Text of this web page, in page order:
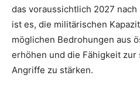
das voraussichtlich 2027
ist es, die militärischen
möglichen Bedrohungen aus
erhöhen und die Fähigkeit zur
Angriffe zu stärken.